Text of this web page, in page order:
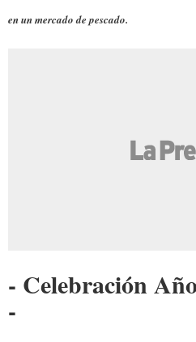
en un mercado de pescado.
- Celebración
-